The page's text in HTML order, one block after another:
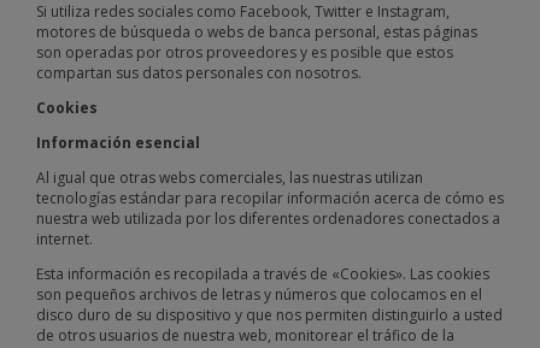
Si utiliza redes sociales como Facebook, Twitter e Instagram,
motores de búsqueda o webs de banca personal, estas páginas
son operadas por otros proveedores y es posible que estos
compartan sus datos personales con nosotros.
Cookies
Información esencial
Al igual que otras webs comerciales, las nuestras utilizan
tecnologías estándar para recopilar información acerca de cómo es
nuestra web utilizada por los diferentes ordenadores conectados a
internet.
Esta información es recopilada a través de «Cookies». Las cookies
son pequeños archivos de letras y números que colocamos en el
disco duro de su dispositivo y que nos permiten distinguirlo a usted
de otros usuarios de nuestra web, monitorear el tráfico de la